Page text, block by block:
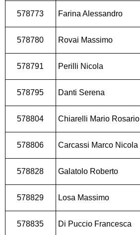
578773 Farina Alessandro
578780 Rovai Massimo
578791 Perilli Nicola
578795 Danti Serena
578804 Chiarelli Mario Rosario
578806 Carcassi Marco Nicola
578828 Galatolo Roberto
578829 Losa Massimo
578835 Di Puccio Francesca